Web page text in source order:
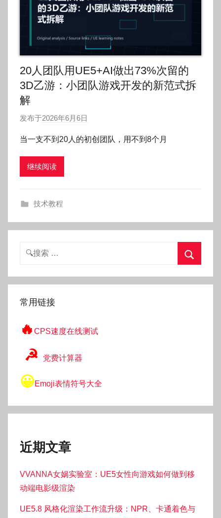
20人团队用UE5+AI做出73%次留的
3D乙游：小团队游戏开发的新范式拆
解
发布于2026年6月6日
:
o
当一支不到20人的初创团队，用不到8个月
继续阅读
技术教程
搜
索
常用链接
🔥 CPS速度在线测试
☭ 党费计算器
😀Emoji表情符号大全
近期文章
VVANNA女娲实验室：UE5女性向游戏如何做到移
动端电影级渲染
UE5.8 风格化渲染工作流升级：NPR、卡通着色与